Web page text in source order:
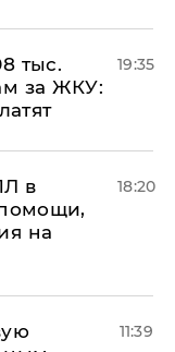
тыс.
за ЖКУ:
19:35
в
помощи,
на
18:20
11:39